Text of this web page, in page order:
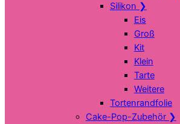
Silikon ❯
Eis
Groß
Kit
Klein
Tarte
Weitere
Tortenrandfolie
Cake-Pop-Zubehör ❯